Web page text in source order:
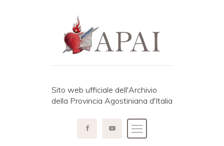
Sito web ufficiale dell'Archivio
della Provincia Agostiniana d'Italia